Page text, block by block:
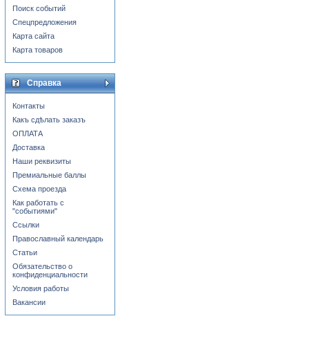
Поиск событий
Спецпредложения
Карта сайта
Карта товаров
Справка
Контакты
Какъ сдѣлать заказъ
ОПЛАТА
Доставка
Наши реквизиты
Премиальные баллы
Схема проезда
Как работать с
"событиями"
Ссылки
Православный календарь
Статьи
Обязательство о
конфиденциальности
Условия работы
Вакансии